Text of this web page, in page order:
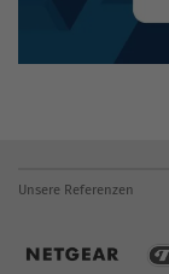
Unsere Referenzen